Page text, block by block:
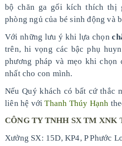
bộ chăn ga gối kích thích thị
phòng ngủ của bé sinh động và
Với những lưu ý khi lựa chọn
trên, hi vọng các bậc phụ
phương pháp và mẹo khi chọn
nhất cho con mình.
Nếu Quý khách có bất cứ thắc
liên hệ vớiThanh Thúy Hạnh
CÔNG TY TNHH SX TM XNK
Xưởng SX: 15D, KP4, P Phước